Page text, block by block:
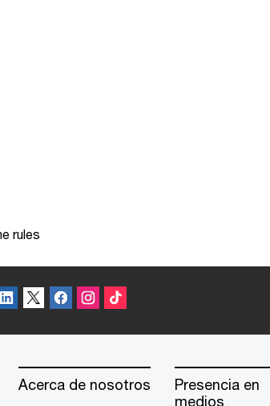
rules
Acerca de nosotros
Presencia en
medios